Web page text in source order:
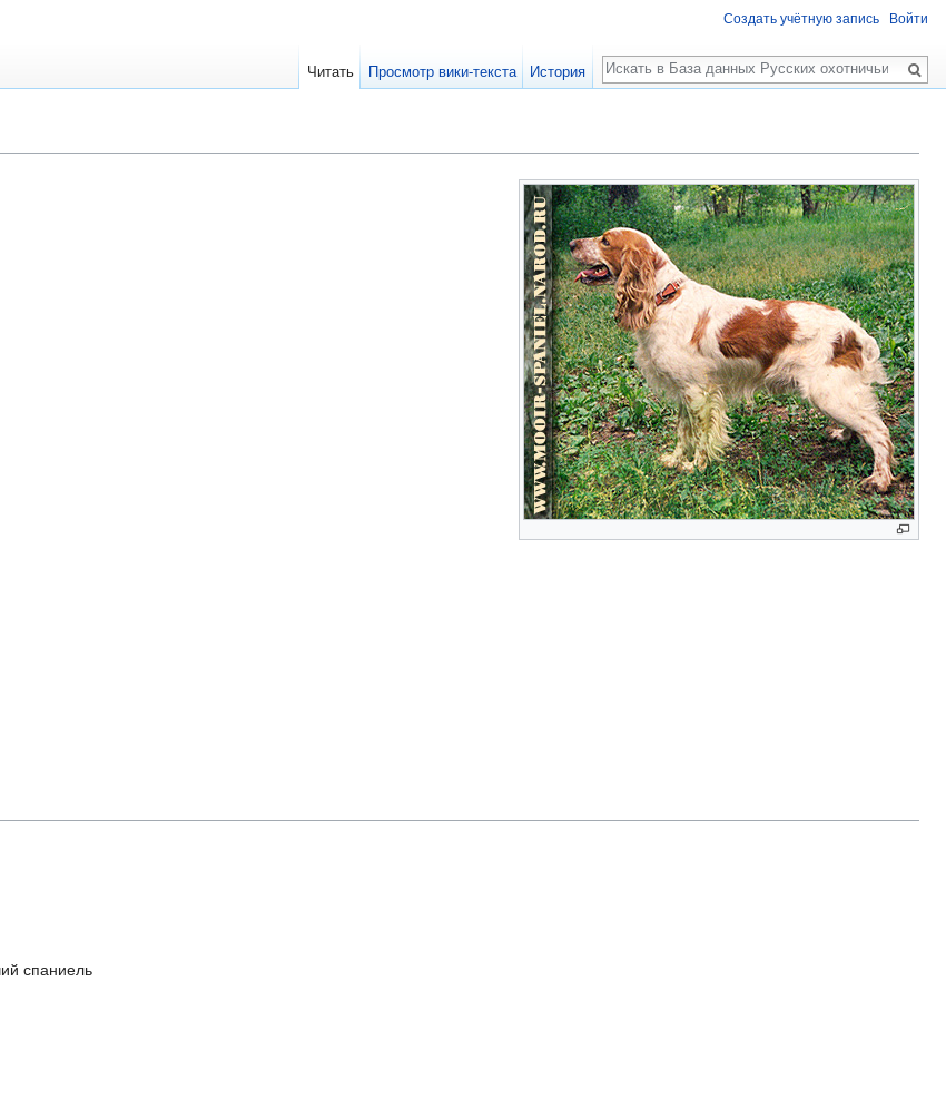
спаниель
Создать учётную запись Войти
Читать Просмотр вики-текста История
Поиск